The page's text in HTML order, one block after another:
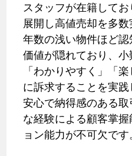
スタッフが在籍して
展開し高値売却を多
年数の浅い物件ほど
価値が隠れており、小
「わかりやすく」「
に訴求することを実践
安心で納得感のある
な経験による顧客掌
ョン能力が不可欠です。